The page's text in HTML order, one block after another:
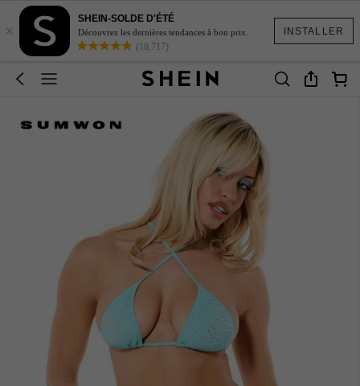
INSTALLER
×
SHEIN-SOLDE D'ÉTÉ
Découvrez les dernières tendances à bon prix.
(18,717)